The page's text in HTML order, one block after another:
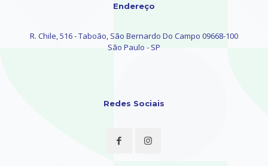
Endereço
R. Chile, 516 - Taboão, São Bernardo Do Campo 09668-100
São Paulo - SP
Redes Sociais